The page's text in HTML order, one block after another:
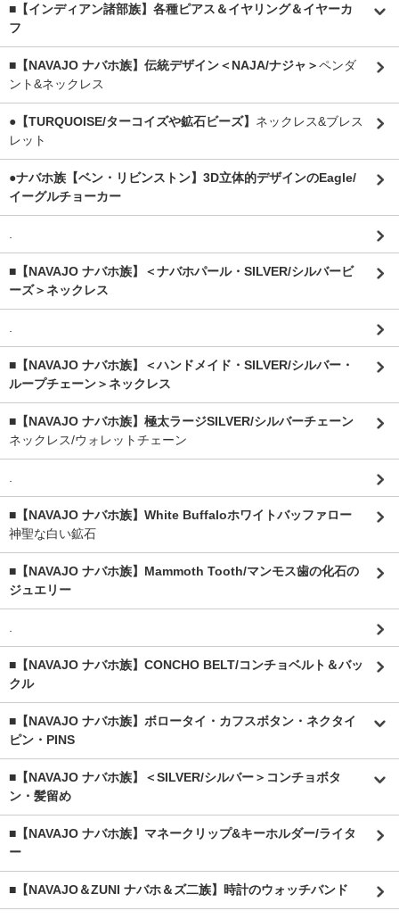
■【インディアン諸部族】各種ピアス＆イヤリング＆イヤーカ
フ
■【NAVAJO ナバホ族】伝統デザイン＜NAJA/ナジャ＞ペンダ
ント&ネックレス
●【TURQUOISE/ターコイズや鉱石ビーズ】 ネックレス&ブレス
レット
●ナバホ族【ベン・リビンストン】3D立体的デザインのEagle/
イーグルチョーカー
.
■【NAVAJO ナバホ族】＜ナバホパール・SILVER/シルバービ
ーズ＞ネックレス
.
■【NAVAJO ナバホ族】＜ハンドメイド・SILVER/シルバー・
ループチェーン＞ネックレス
■【NAVAJO ナバホ族】極太ラージSILVER/シルバーチェーン
ネックレス/ウォレットチェーン
.
■【NAVAJO ナバホ族】White Buffaloホワイトバッファロー
神聖な白い鉱石
■【NAVAJO ナバホ族】Mammoth Tooth/マンモス歯の化石の
ジュエリー
.
■【NAVAJO ナバホ族】CONCHO BELT/コンチョベルト＆バッ
クル
■【NAVAJO ナバホ族】ボロータイ・カフスボタン・ネクタイ
ピン・PINS
■【NAVAJO ナバホ族】＜SILVER/シルバー＞コンチョボタ
ン・髪留め
■【NAVAJO ナバホ族】マネークリップ&キーホルダー/ライタ
ー
■【NAVAJO＆ZUNI ナバホ＆ズ二族】時計のウォッチバンド